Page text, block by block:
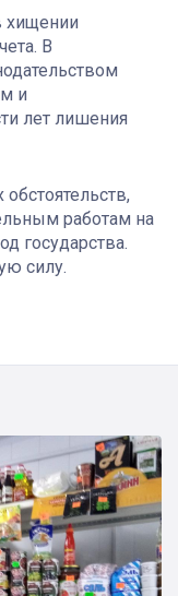
хищении
. В
и
лет лишения
работам на
государства.
силу.